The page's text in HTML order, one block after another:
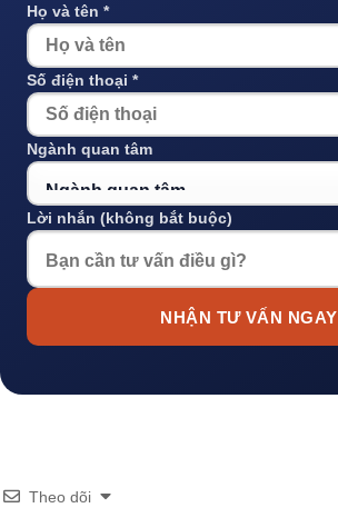
Họ và tên *
Số điện thoại *
Ngành quan tâm
Lời nhắn (không bắt buộc)
NHẬN TƯ VẤN NGAY
Theo dõi